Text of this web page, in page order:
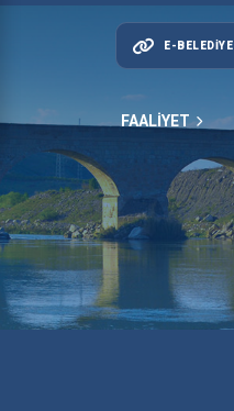
E-BELEDIYE
FAALİYET